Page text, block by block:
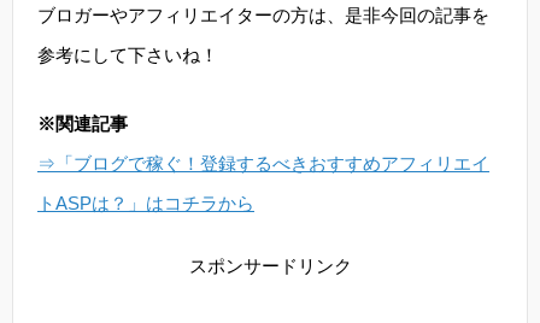
ブロガーやアフィリエイターの方は、是非今回の記事を
参考にして下さいね！
※関連記事
⇒「ブログで稼ぐ！登録するべきおすすめアフィリエイ
トASPは？」はコチラから
スポンサードリンク